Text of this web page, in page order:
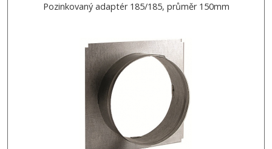
Pozinkovaný adaptér 185/185, průměr 150mm